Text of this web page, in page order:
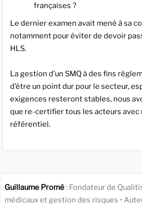
françaises ?
Le dernier examen avait mené à sa
notamment pour éviter de devoir
HLS.
La gestion d’un SMQ à des fins
d’être un point dur pour le secteur,
exigences resteront stables, nous
que re-certifier tous les acteurs avec
référentiel.
Guillaume Promé: Fondateur de
médicaux et gestion des risques •